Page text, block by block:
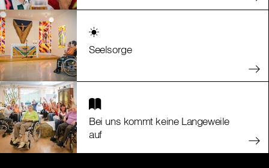
Seelsorge
Bei uns kommt keine Langeweile
auf